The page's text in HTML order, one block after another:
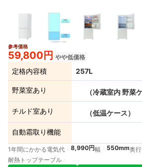
参考価格
59,800円 やや低価格
定格内容積 257L
野菜室あり （冷蔵室内 野菜
チルド室あり （低温ケース）
自動霜取り機能
1年間にかかる電気代 8,990円幅 550mm奥行
耐熱トップテーブル